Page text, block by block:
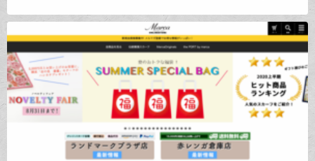
く素敵な毎日をお過ごしになられますように。パーティーやデイリーにもお
使い頂けるアイテムもございますので、ぜひご覧くださいませ。